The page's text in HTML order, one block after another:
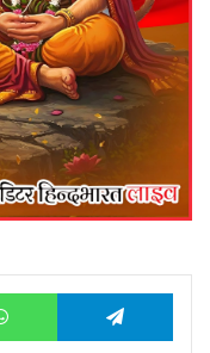
WhatsApp